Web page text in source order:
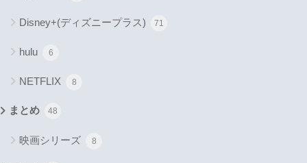
Disney+(ディズニープラス) 71
hulu 6
NETFLIX 8
まとめ 48
映画シリーズ 8